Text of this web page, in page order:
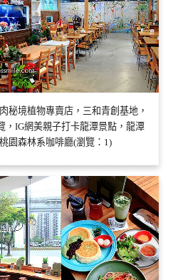
秘境植物專賣店，三和青創基地，
，IG網美親子打卡龍潭景點，龍潭
園森林系咖啡廳(瀏覽：1)